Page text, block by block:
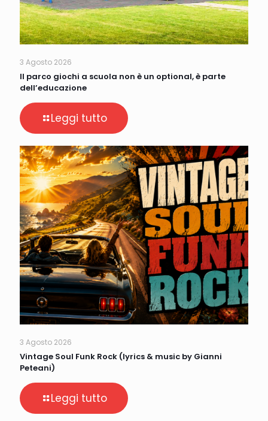
3 Agosto 2026
Il parco giochi a scuola non è un optional, è parte
dell’educazione
Leggi tutto
3 Agosto 2026
Vintage Soul Funk Rock (lyrics & music by Gianni
Peteani)
Leggi tutto